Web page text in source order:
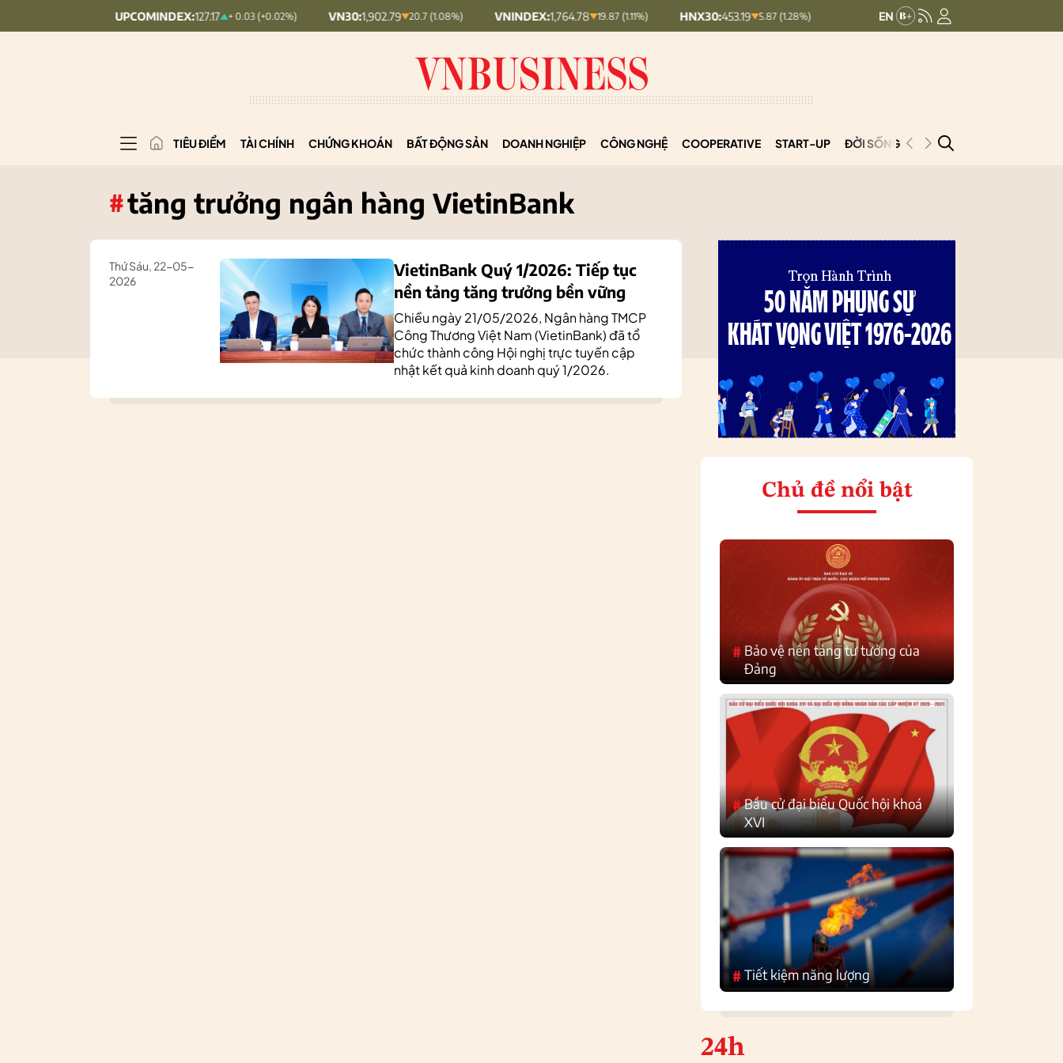
127.17 + 0.03 (+0.02%) VN30:1,902.79 20.7 (1.08%) VNINDEX:1,764.78 19.87 (1.11%) HNX30:453.19 5.87 (1.28%) HNXINDEX:292.64 8.56 (2.84%) UPCOMINDEX:
TIÊU ĐIỂM TÀI CHÍNH CHỨNG KHOÁN BẤT ĐỘNG SẢN DOANH NGHIỆP CÔNG NGHỆ COOPERATIVE START-UP ĐỜI SỐNG PODCAST
#tăng trưởng ngân hàng VietinBank
Thứ Sáu, 22-05-
2026
VietinBank Quý 1/2026: Tiếp tục
nền tảng tăng trưởng bền vững
Chiều ngày 21/05/2026, Ngân hàng TMCP
Công Thương Việt Nam (VietinBank) đã tổ
chức thành công Hội nghị trực tuyến cập
nhật kết quả kinh doanh quý 1/2026.
Chủ đề nổi bật
#Bảo vệ nền tảng tư tưởng của
Đảng
#Bầu cử đại biểu Quốc hội khoá
XVI
#Tiết kiệm năng lượng
24h